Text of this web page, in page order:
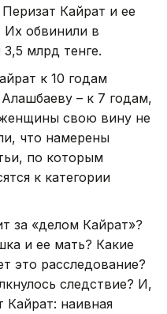
Кайрат и ее
Их обвинили в
млрд тенге.
к 10 годам
– к 7 годам,
свою вину не
что намерены
по которым
к категории
за «делом Кайрат»?
и ее мать? Какие
это расследование?
следствие? И,
Кайрат: наивная